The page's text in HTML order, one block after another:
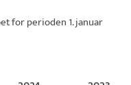
for perioden 1. januar